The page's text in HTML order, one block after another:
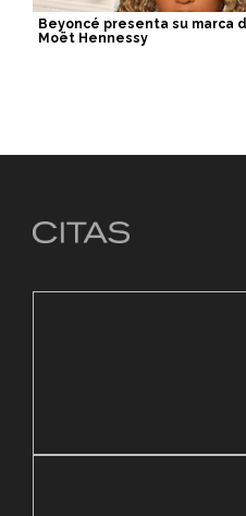
Beyoncé presenta su marca
Moët Hennessy